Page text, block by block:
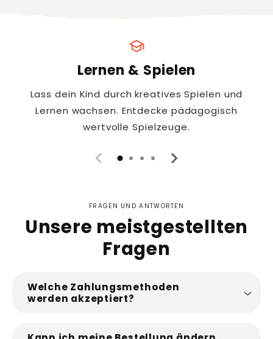
school
Lernen & Spielen
Lass dein Kind durch kreatives Spielen und
Lernen wachsen. Entdecke pädagogisch
wertvolle Spielzeuge.
FRAGEN UND ANTWORTEN
Unsere meistgestellten
Fragen
Welche Zahlungsmethoden
werden akzeptiert?